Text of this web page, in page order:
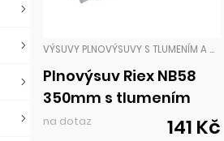
VÝSUVY PLNOVÝSUVY S TLUMENÍM A DOTAHEM
Plnovýsuv Riex NB58
350mm s tlumením
35kg H45 chrom
na dotaz 141 Kč